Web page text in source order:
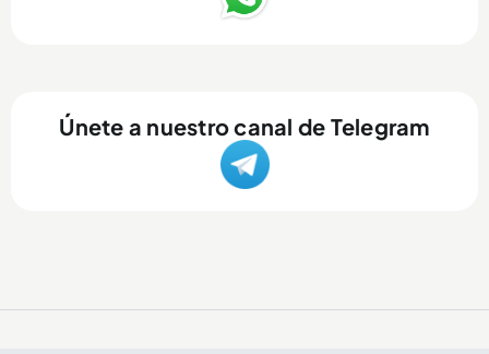
Únete a nuestro canal de Telegram